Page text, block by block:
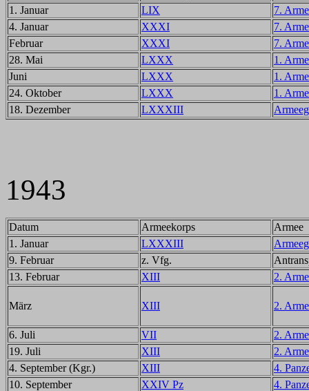
1. Januar
LIX
7.
4. Januar
XXXI
7.
Februar
XXXI
7.
28. Mai
LXXX
1.
Juni
LXXX
1.
24. Oktober
LXXX
1.
18. Dezember
LXXXIII
1943
Datum Armeekorps
Armee
1. Januar
LXXXIII
9. Februar
z. Vfg.
13. Februar
XIII 2.
März XIII 2.
6. Juli VII
2.
19. Juli
XIII
2.
4. September (Kgr.)
XIII
4.
10. September
XXIV Pz
4.